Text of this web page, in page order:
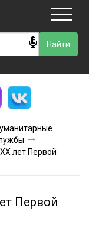
лет Первой
Первой